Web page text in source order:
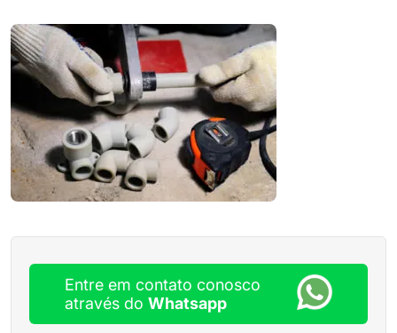
Entre em contato conosco
através do Whatsapp